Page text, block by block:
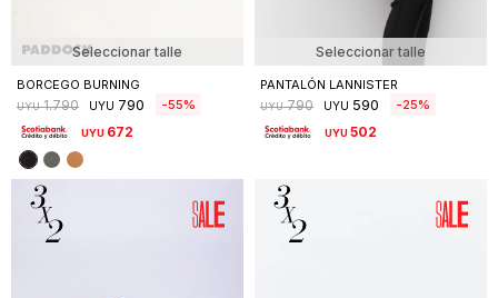
Seleccionar talle
BORCEGO BURNING
UYU 1.790 UYU 790 55
UYU 672
Seleccionar talle
PANTALÓN LANNISTER
UYU 790 UYU 590 25
UYU502